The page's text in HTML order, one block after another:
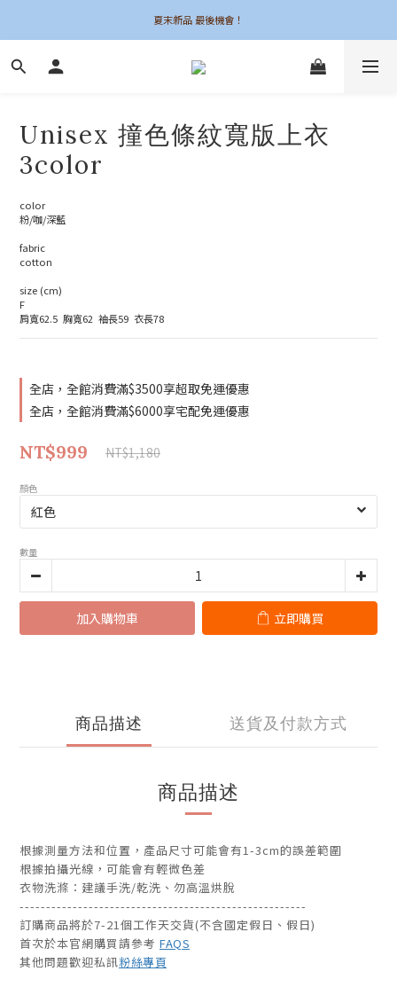
夏末新品 最後機會！
夏末新品 最後機會！
6UNE MADE 全系列自訂
夏末新品 最後機會！
Unisex 撞色條紋寬版上衣
3color
color
粉/咖/深藍
fabric
cotton
size (cm)
F
肩寬62.5  胸寬62  袖長59  衣長78
全店，全館消費滿$3500享超取免運優惠
全店，全館消費滿$6000享宅配免運優惠
NT$999 NT$1,180
顏色
數量
加入購物車 立即購買
商品描述 送貨及付款方式
商品描述
根據測量方法和位置，產品尺寸可能會有1-3cm的誤差範圍
根據拍攝光線，可能會有輕微色差
衣物洗滌：建議手洗/乾洗、勿高溫烘脫
------------------------------------------------------
訂購商品將於7-21個工作天交貨(不含國定假日、假日)
首次於本官網購買請參考 FAQS
其他問題歡迎私訊粉絲專頁